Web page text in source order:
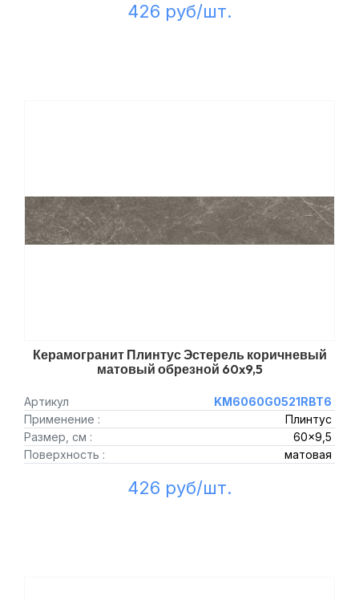
426 руб/шт.
Керамогранит Плинтус Эстерель коричневый
матовый обрезной 60x9,5
Артикул
KM6060G0521RBT6
Применение :
Плинтус
Размер, см :
60x9,5
Поверхность :
матовая
426 руб/шт.